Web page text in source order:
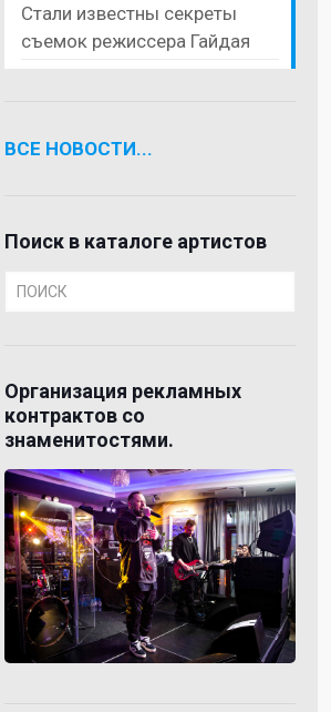
Стали известны секреты
съемок режиссера Гайдая
ВСЕ НОВОСТИ...
Поиск в каталоге артистов
Организация рекламных
контрактов со
знаменитостями.